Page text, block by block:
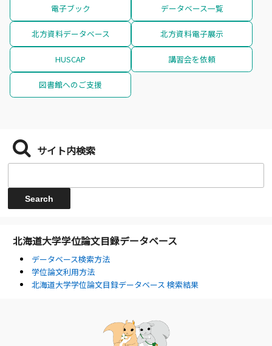
電子ブック データベース一覧
北方資料データベース 北方資料電子展示
HUSCAP 講習会を依頼
図書館へのご支援
サイト内検索
北海道大学学位論文目録データベース
データベース検索方法
学位論文利用方法
北海道大学学位論文目録データベース 検索結果